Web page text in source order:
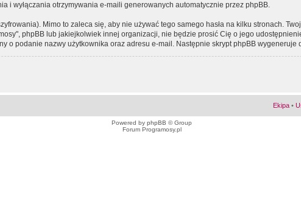
i wyłączania otrzymywania e-maili generowanych automatycznie przez phpBB.
Mimo to zaleca się, aby nie używać tego samego hasła na kilku stronach.
phpBB lub jakiejkolwiek innej organizacji, nie będzie prosić Cię o jego
o podanie nazwy użytkownika oraz adresu e-mail. Następnie skrypt phpBB wygeneruje
Ekipa •
Powered by phpBB © Group
Forum Programosy.pl